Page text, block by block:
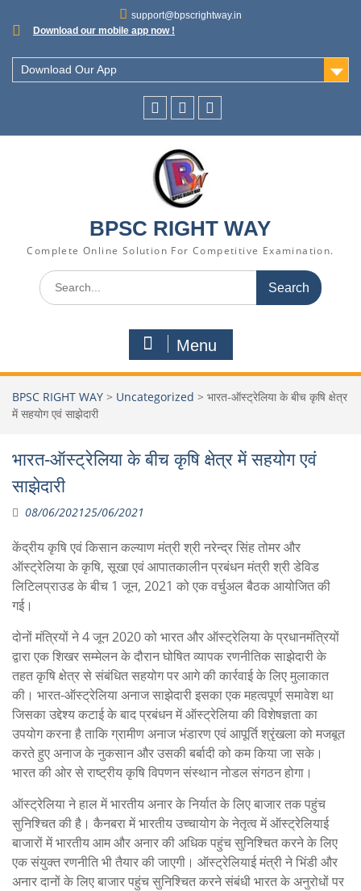
support@bpscrightway.in
Download our mobile app now !
Download Our App
BPSC RIGHT WAY
Complete Online Solution For Competitive Examination.
Menu
BPSC RIGHT WAY > Uncategorized > भारत-ऑस्ट्रेलिया के बीच कृषि क्षेत्र
में सहयोग एवं साझेदारी
भारत-ऑस्ट्रेलिया के बीच कृषि क्षेत्र में सहयोग एवं
साझेदारी
08/06/202125/06/2021
केंद्रीय कृषि एवं किसान कल्याण मंत्री श्री नरेन्द्र सिंह तोमर और
ऑस्‍ट्रेलिया के कृषि, सूखा एवं आपातकालीन प्रबंधन मंत्री श्री डेविड
लिटिलप्राउड के बीच 1 जून, 2021 को एक वर्चुअल बैठक आयोजित की
गई।
दोनों मंत्रियों ने 4 जून 2020 को भारत और ऑस्ट्रेलिया के प्रधानमंत्रियों
द्वारा एक शिखर सम्मेलन के दौरान घोषित व्यापक रणनीतिक साझेदारी के
तहत कृषि क्षेत्र से संबंधित सहयोग पर आगे की कार्रवाई के लिए मुलाकात
की। भारत-ऑस्ट्रेलिया अनाज साझेदारी इसका एक महत्वपूर्ण समावेश था
जिसका उद्देश्य कटाई के बाद प्रबंधन में ऑस्ट्रेलिया की विशेषज्ञता का
उपयोग करना है ताकि ग्रामीण अनाज भंडारण एवं आपूर्ति श्रृंखला को मजबूत
करते हुए अनाज के नुकसान और उसकी बर्बादी को कम किया जा सके।
भारत की ओर से राष्ट्रीय कृषि विपणन संस्थान नोडल संगठन होगा।
ऑस्ट्रेलिया ने हाल में भारतीय अनार के निर्यात के लिए बाजार तक पहुंच
सुनिश्चित की है। कैनबरा में भारतीय उच्चायोग के नेतृत्व में ऑस्ट्रेलियाई
बाजारों में भारतीय आम और अनार की अधिक पहुंच सुनिश्चित करने के लिए
एक संयुक्त रणनीति भी तैयार की जाएगी। ऑस्ट्रेलियाई मंत्री ने भिंडी और
अनार दानों के लिए बाजार पहुंच सुनिश्चित करने संबंधी भारत के अनुरोधों पर